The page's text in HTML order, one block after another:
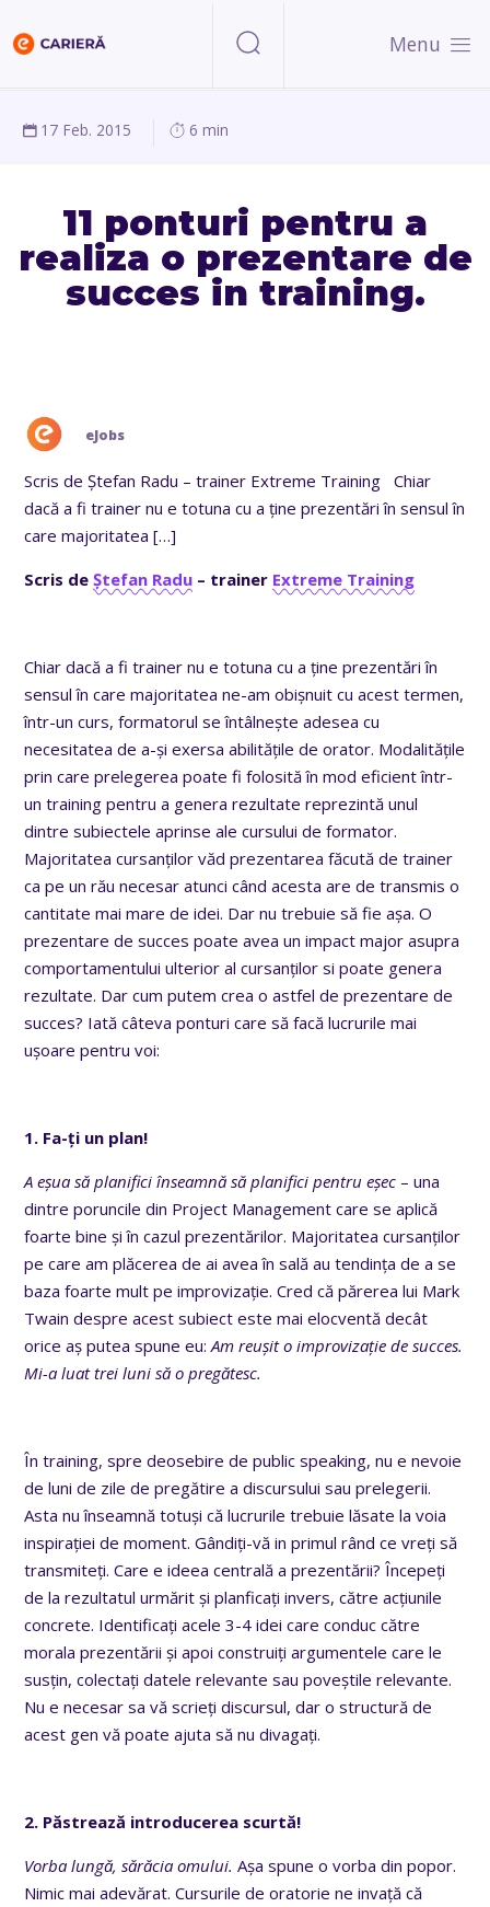
Menu
17 Feb. 2015 6 min
11 ponturi pentru a
realiza o prezentare de
succes in training.
eJobs
Scris de Ștefan Radu – trainer Extreme Training Chiar
dacă a fi trainer nu e totuna cu a ține prezentări în sensul în
care majoritatea […]
Scris deȘtefan Radu – trainer Extreme Training
Chiar dacă a fi trainer nu e totuna cu a ține prezentări în
sensul în care majoritatea ne-am obișnuit cu acest termen,
într-un curs, formatorul se întâlnește adesea cu
necesitatea de a-și exersa abilitățile de orator. Modalitățile
prin care prelegerea poate fi folosită în mod eficient într-
un training pentru a genera rezultate reprezintă unul
dintre subiectele aprinse ale cursului de formator.
Majoritatea cursanților văd prezentarea făcută de trainer
ca pe un rău necesar atunci când acesta are de transmis o
cantitate mai mare de idei. Dar nu trebuie să fie așa. O
prezentare de succes poate avea un impact major asupra
comportamentului ulterior al cursanților si poate genera
rezultate. Dar cum putem crea o astfel de prezentare de
succes? Iată câteva ponturi care să facă lucrurile mai
ușoare pentru voi:
1. Fa-ți un plan!
A eșua să planifici înseamnă să planifici pentru eșec – una
dintre poruncile din Project Management care se aplică
foarte bine și în cazul prezentărilor. Majoritatea cursanților
pe care am plăcerea de ai avea în sală au tendința de a se
baza foarte mult pe improvizație. Cred că părerea lui Mark
Twain despre acest subiect este mai elocventă decât
orice aș putea spune eu:Am reușit o improvizație de succes.
Mi-a luat trei luni să o pregătesc.
În training, spre deosebire de public speaking, nu e nevoie
de luni de zile de pregătire a discursului sau prelegerii.
Asta nu înseamnă totuși că lucrurile trebuie lăsate la voia
inspirației de moment. Gândiți-vă in primul rând ce vreți să
transmiteți. Care e ideea centrală a prezentării? Începeți
de la rezultatul urmărit și planficați invers, către acțiunile
concrete. Identificați acele 3-4 idei care conduc către
morala prezentării și apoi construiți argumentele care le
susțin, colectați datele relevante sau poveștile relevante.
Nu e necesar sa vă scrieți discursul, dar o structură de
acest gen vă poate ajuta să nu divagați.
2. Păstrează introducerea scurtă!
Vorba lungă, sărăcia omului. Așa spune o vorba din popor.
Nimic mai adevărat. Cursurile de oratorie ne invață că